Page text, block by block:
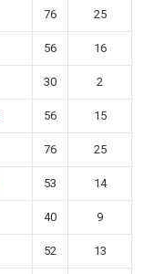
76 25
56 16
30 2
56 15
76 25
53 14
40 9
52 13